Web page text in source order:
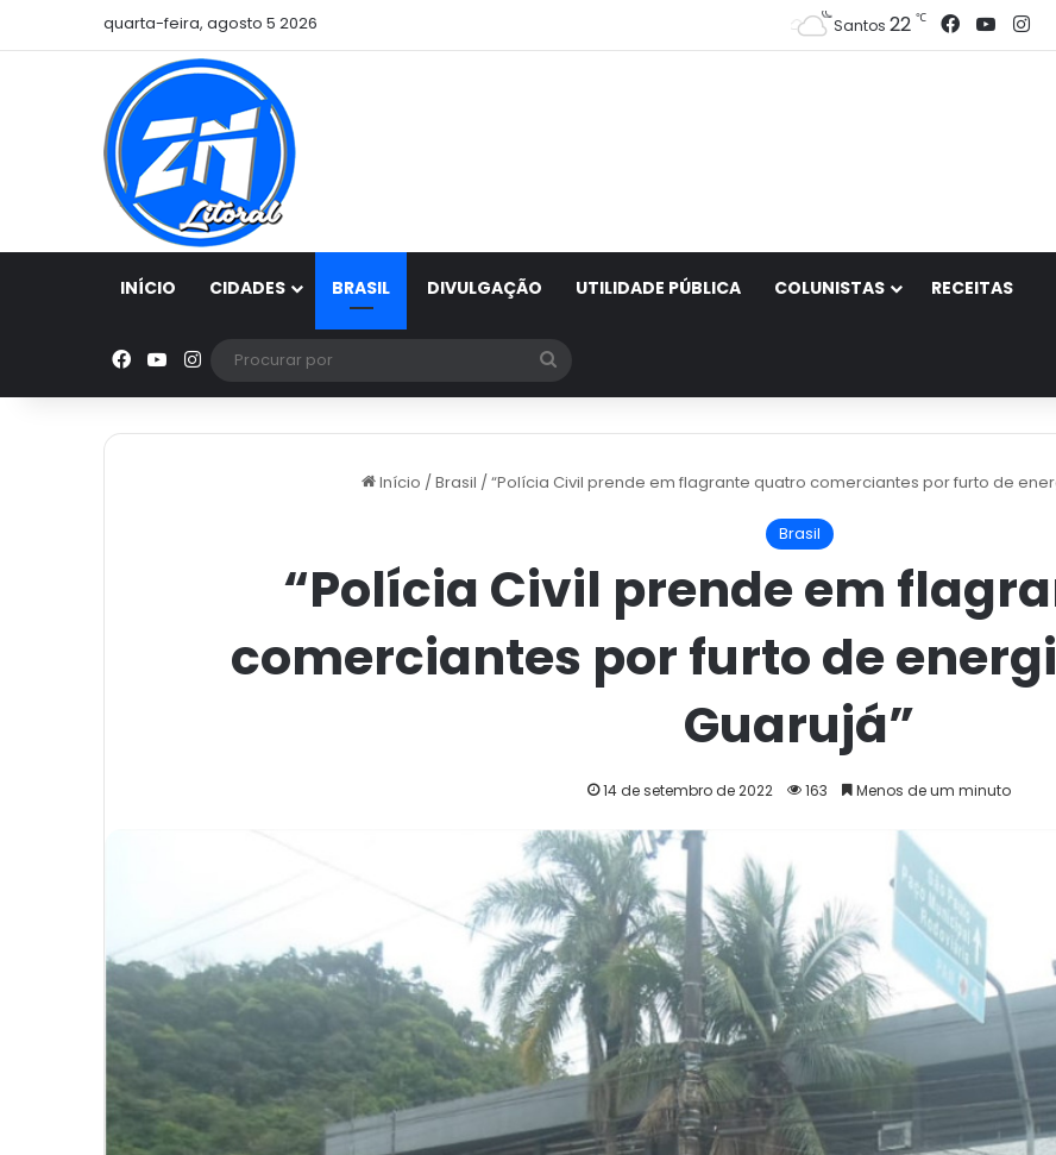
quarta-feira, agosto 5 2026 Santos 22 ℃ Facebook
INÍCIO CIDADES BRASIL DIVULGAÇÃO UTILIDADE PÚBLICA COLUNISTAS RECEITAS
Facebook
YouTube
Instagram
por
Início /Brasil /“Polícia Civil prende em flagrante quatro comerciantes por furto de
Brasil
“Polícia Civil prende em
comerciantes por furto de
Guarujá”
14 de setembro de 2022 163 Menos de um minuto